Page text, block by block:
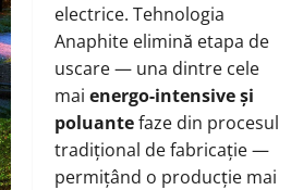
electrice. Tehnologia
Anaphite elimină etapa de
uscare — una dintre cele
mai energo-intensive și
poluantefaze din procesul
tradițional de fabricație —
permițând o producție mai